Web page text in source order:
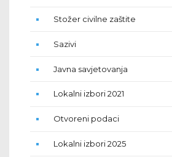
Stožer civilne zaštite
Sazivi
Javna savjetovanja
Lokalni izbori 2021
Otvoreni podaci
Lokalni izbori 2025